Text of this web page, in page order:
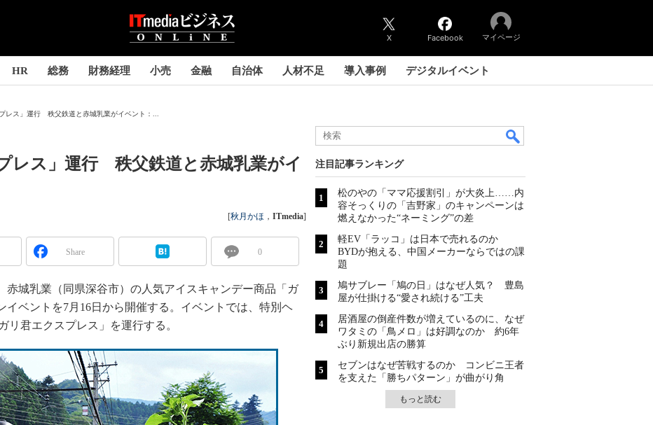
X Facebook マイページ
HR 総務 財務経理 小売 金融 自治体 人材不足 導入事例 デジタルイベント
レス」運行 秩父鉄道と赤城乳業がイベント：...
レス」運行 秩父鉄道と赤城乳業がイ
[秋月かほ ， ITmedia]
Share 0
城乳業（同県深谷市）の人気アイスキャンデー商品「ガ
イベントを7月16日から開催する。イベントでは、特別ヘ
リ君エクスプレス」を運行する。
注目記事ランキング
松のやの「ママ応援割引」が大炎上……内
容そっくりの「吉野家」のキャンペーンは
燃えなかった“ネーミング”の差
軽EV「ラッコ」は日本で売れるのか
BYDが抱える、中国メーカーならではの課
題
鳩サブレー「鳩の日」はなぜ人気？ 豊島
屋が仕掛ける“愛され続ける”工夫
居酒屋の倒産件数が増えているのに、なぜ
ワタミの「鳥メロ」は好調なのか 約6年
ぶり新規出店の勝算
セブンはなぜ苦戦するのか コンビニ王者
を支えた「勝ちパターン」が曲がり角
もっと読む